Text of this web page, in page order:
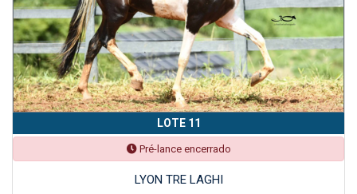
LOTE 11
Pré-lance encerrado
LYON TRE LAGHI